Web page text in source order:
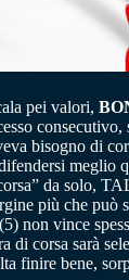
pei valori,
bisogno di
meglio
da solo,
più che può
non vince
di corsa sarà
finire bene,